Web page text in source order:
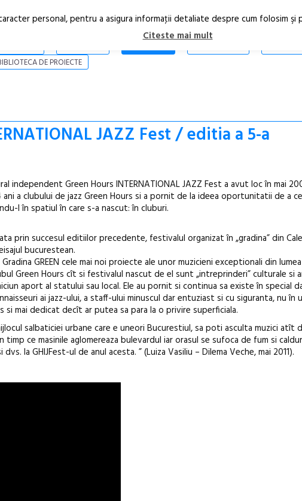
STIRI
DE PROIECTE
JAZZ Fest / editia a 5-a
independent Green Hours INTERNATIONAL JAZZ Fest a avut loc în mai
a clubului de jazz Green Hours si a pornit de la ideea oportunitatii de a
l în spatiul în care s-a nascut: în cluburi.
prin succesul editiilor precedente, festivalul organizat în „gradina” din
bucurestean.
GREEN cele mai noi proiecte ale unor muzicieni exceptionali din
Green Hours cît si festivalul nascut de el sunt „intreprinderi” culturale si
aport al statului sau local. Ele au pornit si continua sa existe în special
ai jazz-ului, a staff-ului minuscul dar entuziast si cu siguranta, nu în
si mai dedicat decît ar putea sa para la o privire superficiala.
salbaticiei urbane care e uneori Bucurestiul, sa poti asculta muzici atît
ce masinile aglomereaza bulevardul iar orasul se sufoca de fum si
la GHIJFest-ul de anul acesta. ” (Luiza Vasiliu – Dilema Veche, mai 2011).
Open Call – Local Design
Awards 2026
personal, pentru a asigura informaţii detaliate despre cum folosim
Citeste mai mult